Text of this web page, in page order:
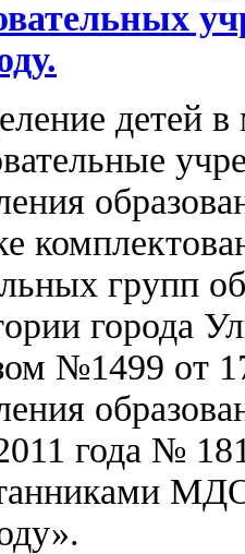
детей
групп
города
№1499 от
года №